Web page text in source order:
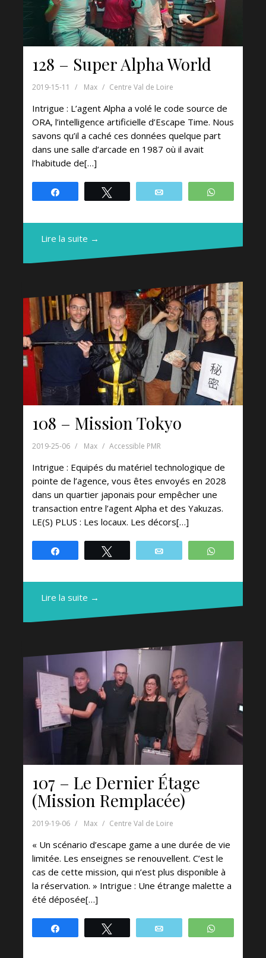
128 – Super Alpha World
2019-15-11 Max Centre Val de Loire
Intrigue : L’agent Alpha a volé le code source de
ORA, l’intelligence artificielle d’Escape Time. Nous
savons qu’il a caché ces données quelque part
dans une salle d’arcade en 1987 où il avait
l’habitude de[…]
Lire la suite →
108 – Mission Tokyo
2019-25-06 Max Accessible PMR
Intrigue : Equipés du matériel technologique de
pointe de l’agence, vous êtes envoyés en 2028
dans un quartier japonais pour empêcher une
transaction entre l’agent Alpha et des Yakuzas.
LE(S) PLUS : Les locaux. Les décors[…]
Lire la suite →
107 – Le Dernier Étage
(Mission Remplacée)
2019-19-06 Max Centre Val de Loire
« Un scénario d’escape game a une durée de vie
limitée. Les enseignes se renouvellent. C’est le
cas de cette mission, qui n’est plus disponible à
la réservation. » Intrigue : Une étrange malette a
été déposée[…]